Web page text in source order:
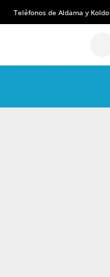
Teléfonos de Aldama y Koldo